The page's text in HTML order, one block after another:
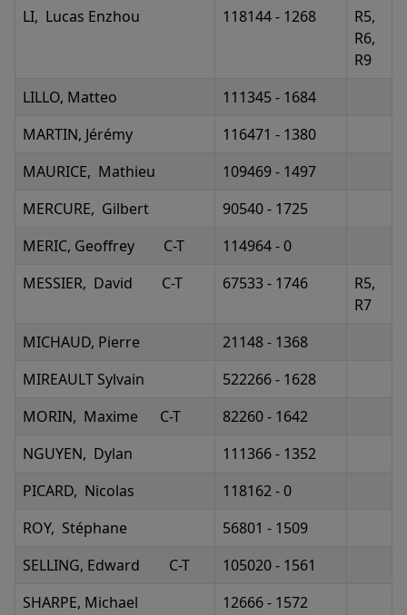
LI, Lucas Enzhou 118144 - 1268
R5,
R6,
R9
LILLO, Matteo
111345 - 1684
MARTIN, Jérémy
116471 - 1380
MAURICE, Mathieu
109469 - 1497
MERCURE, Gilbert
90540 - 1725
MERIC, Geoffrey C-T
114964 - 0
MESSIER, David C-T
67533 - 1746
R5,
R7
MICHAUD, Pierre
21148 - 1368
MIREAULT Sylvain
522266 - 1628
MORIN, Maxime C-T
82260 - 1642
NGUYEN, Dylan
111366 - 1352
PICARD, Nicolas
118162 - 0
ROY, Stéphane
56801 - 1509
SELLING, Edward C-T
105020 - 1561
SHARPE, Michael
12666 - 1572